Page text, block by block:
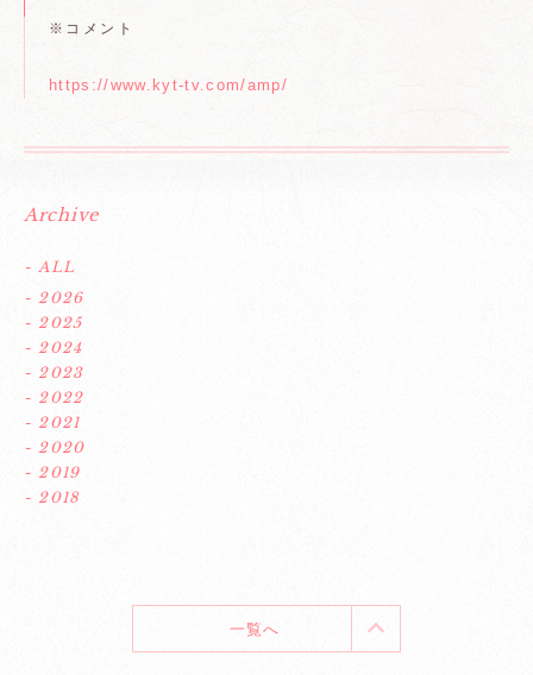
※コメント
https://www.kyt-tv.com/amp/
Archive
- ALL
- 2026
- 2025
- 2024
- 2023
- 2022
- 2021
- 2020
- 2019
- 2018
一覧へ